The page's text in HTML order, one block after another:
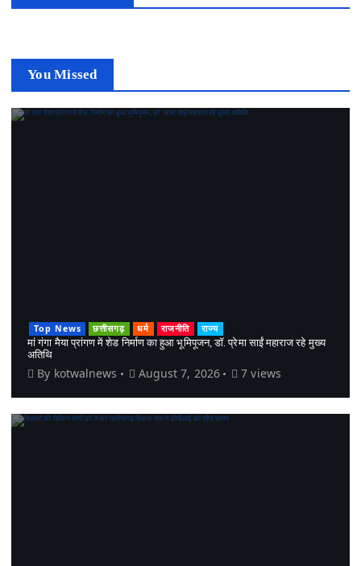
You Missed
Top News छत्तीसगढ़ धर्म राजनीति
राज्य
मां गंगा मैया प्रांगण में शेड निर्माण का हुआ भूमिपूजन, डॉ. प्रेमा साईं महाराज रहे मुख्य
अतिथि
By kotwalnews August 7, 2026 7 views